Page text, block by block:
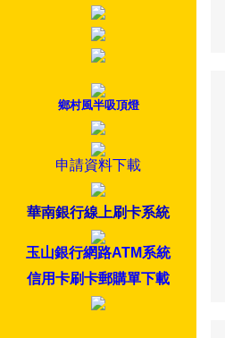
鄉村風半吸頂燈
申請資料下載
華南銀行線上刷卡系統
玉山銀行網路ATM系統
信用卡刷卡郵購單下載